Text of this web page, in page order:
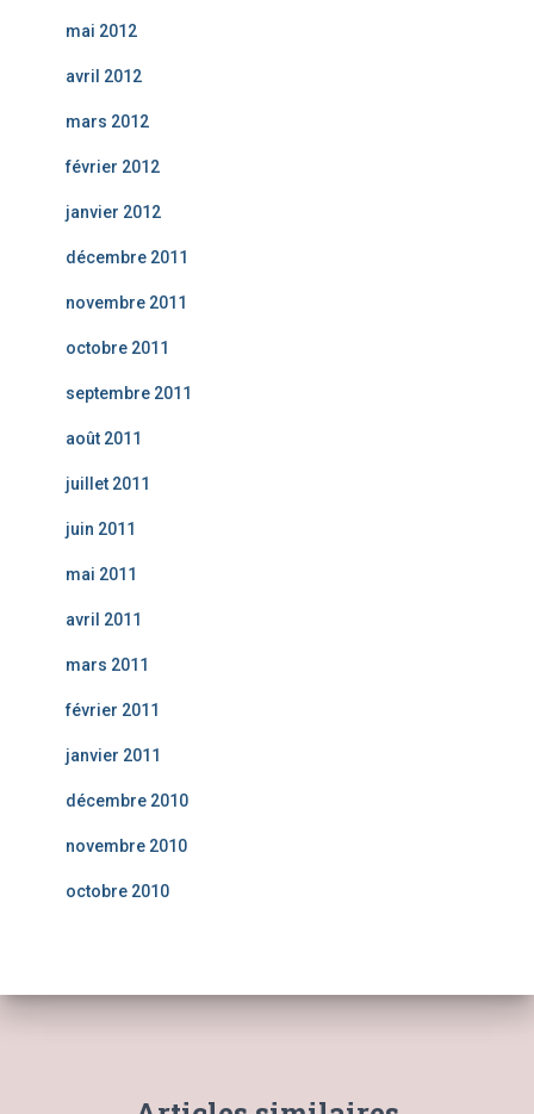
mai 2012
avril 2012
mars 2012
février 2012
janvier 2012
décembre 2011
novembre 2011
octobre 2011
septembre 2011
août 2011
juillet 2011
juin 2011
mai 2011
avril 2011
mars 2011
février 2011
janvier 2011
décembre 2010
novembre 2010
octobre 2010